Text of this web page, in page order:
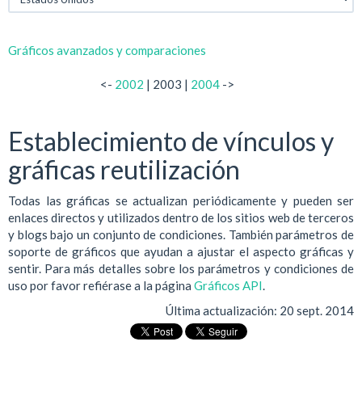
Gráficos avanzados y comparaciones
<- 2002 | 2003 | 2004 ->
Establecimiento de vínculos y
gráficas reutilización
Todas las gráficas se actualizan periódicamente y pueden ser
enlaces directos y utilizados dentro de los sitios web de terceros
y blogs bajo un conjunto de condiciones. También parámetros de
soporte de gráficos que ayudan a ajustar el aspecto gráficas y
sentir. Para más detalles sobre los parámetros y condiciones de
uso por favor refiérase a la página Gráficos API.
Última actualización: 20 sept. 2014